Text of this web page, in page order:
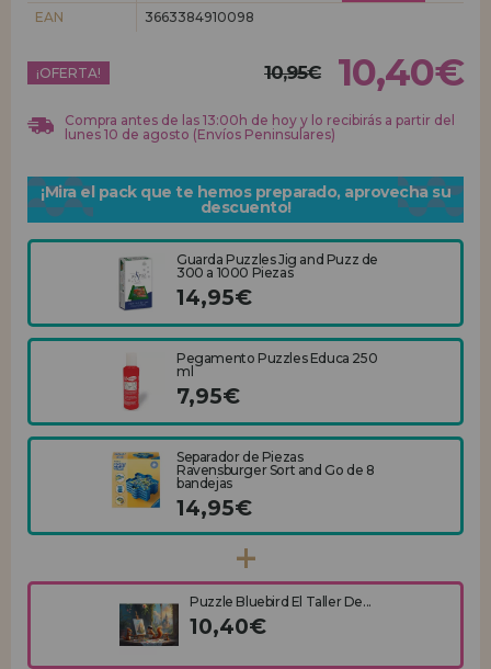
EAN
3663384910098
¡OFERTA! 10,95€ 10,40€
Compra antes de las 13:00h de hoy y lo recibirás a partir del
lunes 10 de agosto (Envíos Peninsulares)
¡Mira el pack que te hemos preparado, aprovecha su
descuento!
Guarda Puzzles Jig and Puzz de
300 a 1000 Piezas
14,95€
Pegamento Puzzles Educa 250
ml
7,95€
Separador de Piezas
Ravensburger Sort and Go de 8
bandejas
14,95€
Puzzle Bluebird El Taller De...
10,40€